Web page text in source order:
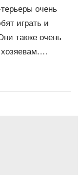
очень
играть и
также очень